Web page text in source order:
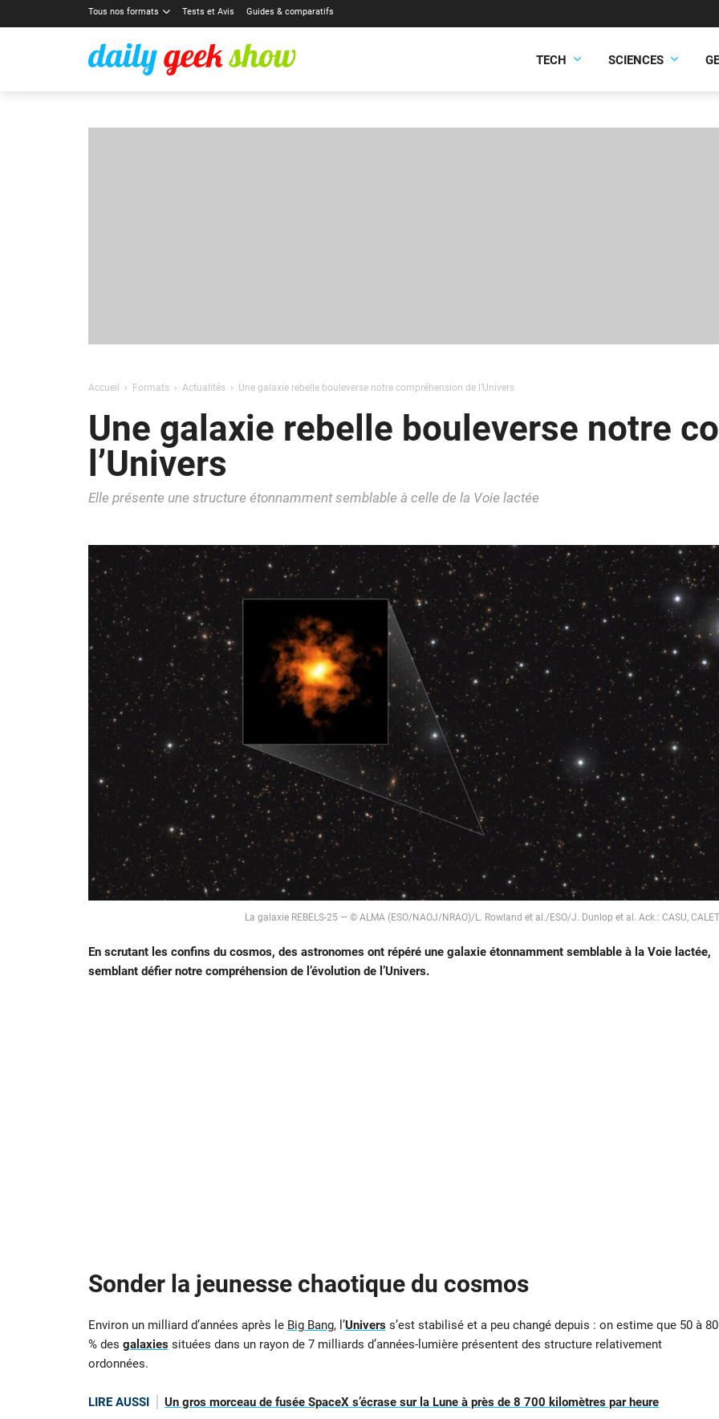
Tous nos formats Tests et Avis Guides & comparatifs
TECH SCIENCES
Accueil Formats Actualités Une galaxie rebelle bouleverse notre compréhension de l’Univers
Une galaxie rebelle bouleverse notre
l’Univers
Elle présente une structure étonnamment semblable à celle de la Voie lactée
La galaxie REBELS-25 — © ALMA (ESO/NAOJ/NRAO)/L. Rowland et al./ESO/J. Dunlop et al. Ack.: CASU, CALET
En scrutant les confins du cosmos, des astronomes ont répéré une galaxie étonnamment semblable à la Voie lactée,
semblant défier notre compréhension de l’évolution de l’Univers.
Sonder la jeunesse chaotique du cosmos
Environ un milliard d’années après le Big Bang, l’Universs’est stabilisé et a peu changé depuis : on estime que 50 à 80
% des galaxiessituées dans un rayon de 7 milliards d’années-lumière présentent des structure relativement
ordonnées.
LIRE AUSSI Un gros morceau de fusée SpaceX s’écrase sur la Lune à près de 8 700 kilomètres par heure